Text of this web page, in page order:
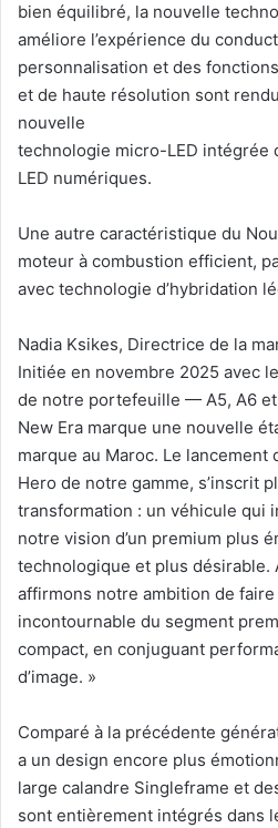
bien équilibré, la nouvelle
améliore l’expérience du
personnalisation et des
et de haute résolution sont
nouvelle
technologie micro-LED intégrée
LED numériques.
Une autre caractéristique du
moteur à combustion efficient,
avec technologie d’hybridation
Nadia Ksikes, Directrice de la
Initiée en novembre 2025 avec
de notre portefeuille — A5, A6
New Era marque une nouvelle
marque au Maroc. Le lancement
Hero de notre gamme, s’inscrit
transformation : un véhicule qui
notre vision d’un premium plus
technologique et plus désirable.
affirmons notre ambition de faire
incontournable du segment
compact, en conjuguant
d’image. »
Comparé à la précédente
a un design encore plus
large calandre Singleframe et
sont entièrement intégrés dans